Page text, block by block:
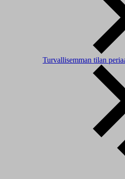
Turvallisemman tilan